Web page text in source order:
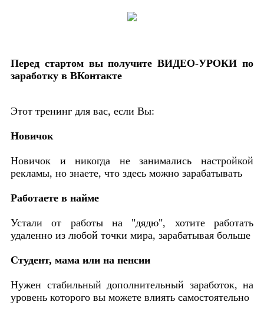
Перед стартом вы получите ВИДЕО-УРОКИ по
заработку в ВКонтакте
Этот тренинг для вас, если Вы:
Новичок
Новичок и никогда не занимались настройкой
рекламы, но знаете, что здесь можно зарабатывать
Работаете в найме
Устали от работы на "дядю", хотите работать
удаленно из любой точки мира, зарабатывая больше
Студент, мама или на пенсии
Нужен стабильный дополнительный заработок, на
уровень которого вы можете влиять самостоятельно